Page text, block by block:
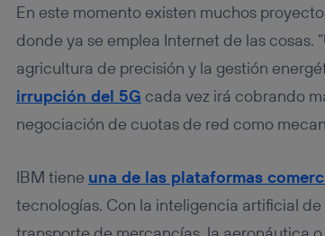
En este momento existen muchos
donde ya se emplea Internet de las cosas.
agricultura de precisión y la gestión
irrupción del 5G cada vez irá cobrando
negociación de cuotas de red como
IBM tiene una de las plataformas
tecnologías. Con la inteligencia artificial